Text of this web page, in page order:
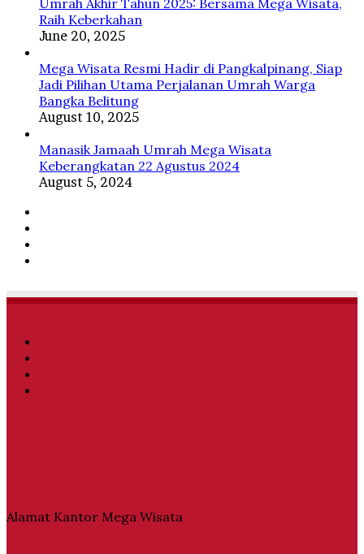
Raih Keberkahan
June 20, 2025
Mega Wisata Resmi Hadir di Pangkalpinang, Siap
Jadi Pilihan Utama Perjalanan Umrah Warga
Bangka Belitung
August 10, 2025
Manasik Jamaah Umrah Mega Wisata
Keberangkatan 22 Agustus 2024
August 5, 2024
Alamat Kantor Mega Wisata